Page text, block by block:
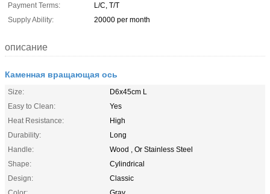
Payment Terms:
L/C, T/T
Supply Ability:
20000 per month
описание
Каменная вращающая ось
Size:
D6x45cm L
Easy to Clean:
Yes
Heat Resistance:
High
Durability:
Long
Handle:
Wood , Or Stainless Steel
Shape:
Cylindrical
Design:
Classic